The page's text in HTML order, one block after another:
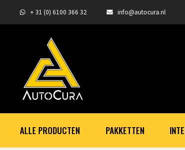
+ 31 (0) 6100 366 32 info@autocura.nl
ALLE PRODUCTEN PAKKETTEN